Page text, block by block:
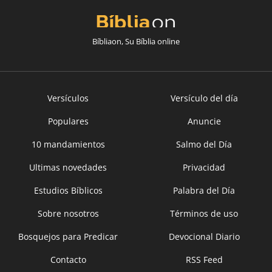
Bíbliaon, Su Bíblia online
Versículos
Versículo del día
Populares
Anuncie
10 mandamientos
Salmo del Día
Ultimas novedades
Privacidad
Estudios Bíblicos
Palabra del Día
Sobre nosotros
Términos de uso
Bosquejos para Predicar
Devocional Diario
Contacto
RSS Feed